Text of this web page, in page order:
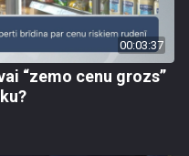
00:03:37
“zemo cenu grozs”